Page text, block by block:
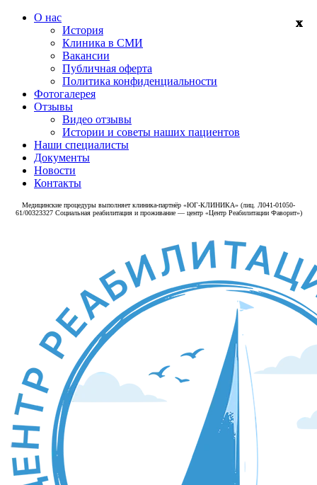
О нас
История
Клиника в СМИ
Вакансии
Публичная оферта
Политика конфиденциальности
Фотогалерея
Отзывы
Видео отзывы
Истории и советы наших пациентов
Наши специалисты
Документы
Новости
Контакты
Медицинские процедуры выполняет клиника‑партнёр «ЮГ-КЛИНИКА» (лиц. Л041-01050-
61/00323327 Социальная реабилитация и проживание — центр «Центр Реабилитации Фаворит»)